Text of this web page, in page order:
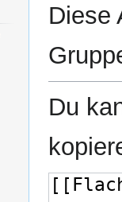
Diese
Du